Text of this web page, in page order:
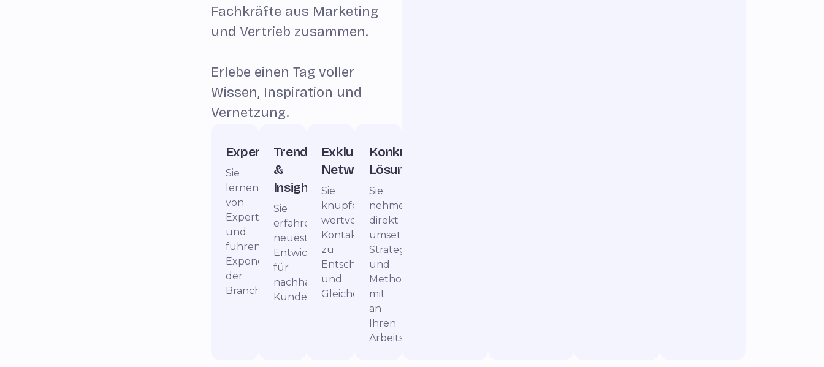
Fachkräfte aus Marketing
und Vertrieb zusammen.
Erlebe einen Tag voller
Wissen, Inspiration und
Vernetzung.
Expertenwissen
Sie
lernen
von
Experten
und
führenden
Exponenten
der
Branche.
Trends
&
Insights
Sie
erfahren
neueste
Entwicklungen
für
nachhaltige
Kundenorientierung.
Exklusives
Networking
Sie
knüpfen
wertvolle
Kontakte
zu
Entscheidern
und
Gleichgesinnten.
Konkrete
Lösungen
Sie
nehmen
direkt
umsetzbare
Strategien
und
Methoden
mit
an
Ihren
Arbeitsplatz.